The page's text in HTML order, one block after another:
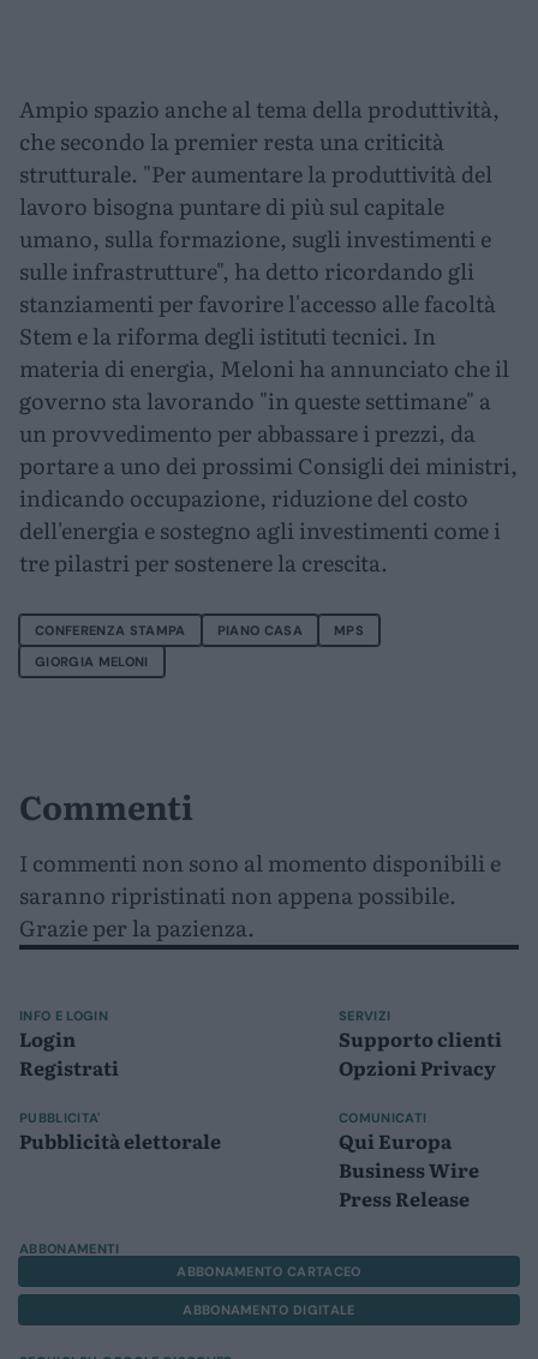
Ampio spazio anche al tema della produttività,
che secondo la premier resta una criticità
strutturale. "Per aumentare la produttività del
lavoro bisogna puntare di più sul capitale
umano, sulla formazione, sugli investimenti e
sulle infrastrutture", ha detto ricordando gli
stanziamenti per favorire l'accesso alle facoltà
Stem e la riforma degli istituti tecnici. In
materia di energia, Meloni ha annunciato che il
governo sta lavorando "in queste settimane" a
un provvedimento per abbassare i prezzi, da
portare a uno dei prossimi Consigli dei ministri,
indicando occupazione, riduzione del costo
dell'energia e sostegno agli investimenti come i
tre pilastri per sostenere la crescita.
CONFERENZA STAMPA PIANO CASA
MPS
GIORGIA MELONI
Commenti
I commenti non sono al momento disponibili e
saranno ripristinati non appena possibile.
Grazie per la pazienza.
INFO E LOGIN
Login
Registrati
SERVIZI
Supporto clienti
Opzioni Privacy
PUBBLICITA'
Pubblicità elettorale
COMUNICATI
Qui Europa
Business Wire
Press Release
ABBONAMENTI
ABBONAMENTO CARTACEO
ABBONAMENTO DIGITALE